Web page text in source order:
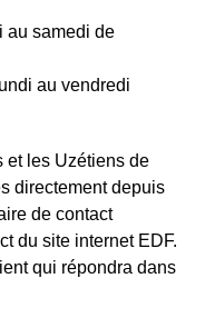
au samedi de
au vendredi
et les Uzétiens de
directement depuis
de contact
du site internet EDF.
qui répondra dans